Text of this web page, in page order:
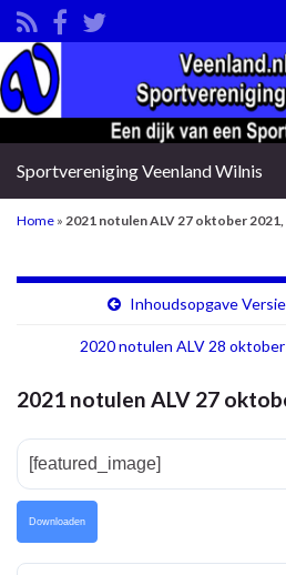
Sportvereniging Veenland Wilnis
Home » 2021 notulen ALV 27 oktober
Inhoudsopgave
2020 notulen ALV 28
2021 notulen ALV 27
[featured_image]
Downloaden